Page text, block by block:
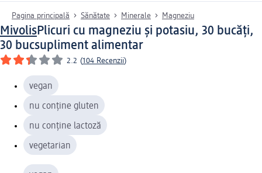
Pagina principală Sănătate Minerale Magneziu
MivolisPlicuri cu magneziu și potasiu, 30 bucăți,
30 bucsupliment alimentar
2.2 (104 Recenzii)
vegan
nu conține gluten
nu conține lactoză
vegetarian